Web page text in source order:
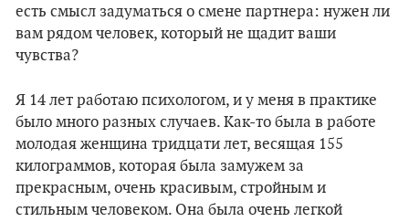
есть смысл задуматься о смене партнера: нужен ли
вам рядом человек, который не щадит ваши
чувства?
Я 14 лет работаю психологом, и у меня в практике
было много разных случаев. Как-то была в работе
молодая женщина тридцати лет, весящая 155
килограммов, которая была замужем за
прекрасным, очень красивым, стройным и
стильным человеком. Она была очень легкой